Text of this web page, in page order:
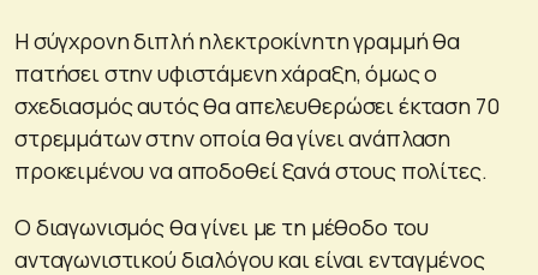
Η σύγχρονη διπλή ηλεκτροκίνητη γραμμή θα
πατήσει στην υφιστάμενη χάραξη, όμως ο
σχεδιασμός αυτός θα απελευθερώσει έκταση 70
στρεμμάτων στην οποία θα γίνει ανάπλαση
προκειμένου να αποδοθεί ξανά στους πολίτες.
Ο διαγωνισμός θα γίνει με τη μέθοδο του
ανταγωνιστικού διαλόγου και είναι ενταγμένος